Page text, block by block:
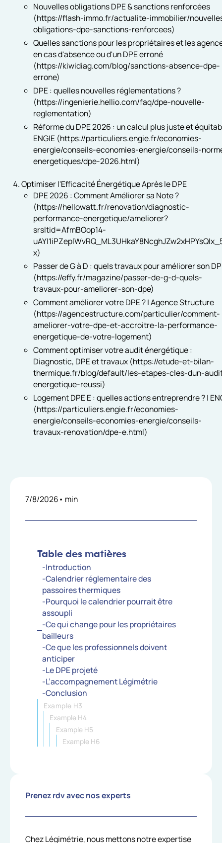
7/8/2026• min
Table des matières
-Introduction
-Calendrier réglementaire des
passoires thermiques
-Pourquoi le calendrier pourrait être
assoupli
-Ce qui change pour les propriétaires
bailleurs
-Ce que les professionnels doivent
anticiper
-Le DPE projeté
-L’accompagnement Légimétrie
-Conclusion
Example H3
Example H4
Example H5
Example H6
Prenez rdv avec nos experts
Chez Légimétrie, nous mettons notre expertise
Nouvelles obligations DPE & sanctions renforcées
(https://flash-immo.fr/actualite-immobilier/
obligations-dpe-sanctions-renforcees)
Quelles sanctions pour les propriétaires et les
en cas d'absence ou d'un DPE erroné
(https://kiwidiag.com/blog/sanctions-absence-dpe-
errone)
DPE : quelles nouvelles réglementations​ ?
(https://ingenierie.hellio.com/faq/dpe-nouvelle-
reglementation)
Réforme du DPE 2026 : un calcul plus juste et
ENGIE (https://particuliers.engie.fr/economies-
energie/conseils-economies-energie/conseils-
energetiques/dpe-2026.html)
Optimiser l'Efficacité Énergétique Après le DPE
DPE 2026 : Comment Améliorer sa Note ?
(https://hellowatt.fr/renovation/diagnostic-
performance-energetique/ameliorer?
srsltid=AfmBOop14-
x)
Passer de G à D : quels travaux pour améliorer son
(https://effy.fr/magazine/passer-de-g-d-quels-
travaux-pour-ameliorer-son-dpe)
Comment améliorer votre DPE ? | Agence Structure
(https://agencestructure.com/particulier/comment-
ameliorer-votre-dpe-et-accroitre-la-performance-
energetique-de-votre-logement)
Comment optimiser votre audit énergétique :
Diagnostic, DPE et travaux (https://etude-et-bilan-
thermique.fr/blog/default/les-etapes-cles-dun-
energetique-reussi)
Logement DPE E : quelles actions entreprendre ? |
(https://particuliers.engie.fr/economies-
energie/conseils-economies-energie/conseils-
travaux-renovation/dpe-e.html)